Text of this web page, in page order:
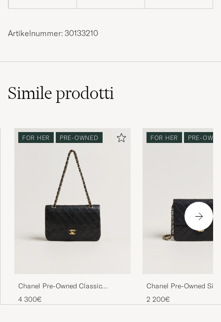
Artikelnummer: 30133210
Simileprodotti
FOR HER PRE-OWNED
Chanel Pre-Owned Classic
Medium Double Flap Bag
Lambskin Black
4 300€
FOR HER PRE-
Chanel Pre-Owned
Bag Black
2 200€